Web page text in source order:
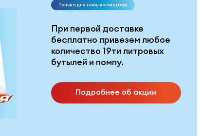
Только для новых клиентов
При первой доставке
бесплатно привезем любое
количество 19ти литровых
бутылей и помпу.
Подробнее об акции